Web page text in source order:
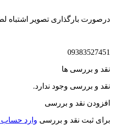
درصورت بارگذاری تصویر اشتباه
09383527451
نقد و بررسی ها
نقد و بررسی وجود ندارد.
افزودن نقد و بررسی
برای ثبت نقد و بررسی وارد حساب